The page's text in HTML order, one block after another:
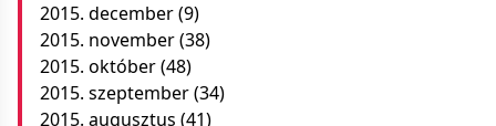
2015. december(9)
2015. november(38)
2015. október(48)
2015. szeptember(34)
2015. augusztus (41)